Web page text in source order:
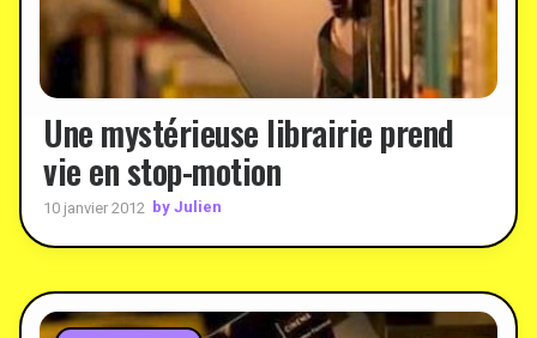
Une mystérieuse librairie prend
vie en stop-motion
10 janvier 2012 by Julien